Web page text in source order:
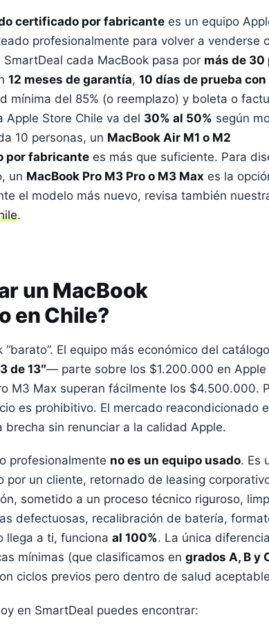
certificado por fabricante es un equipo
profesionalmente para volver a venderse
cada MacBook pasa por más de 30
12 meses de garantía, 10 días de prueba con
mínima del 85% (o reemplazo) y boleta o
Apple Store Chile va del 30% al 50% según
10 personas, un MacBook Air M1 o M2
por fabricante es más que suficiente. Para
un MacBook Pro M3 Pro o M3 Max es la
el modelo más nuevo, revisa también
.
un MacBook
en Chile?
El equipo más económico del
de 13″— parte sobre los $1.200.000 en Apple
M3 Max superan fácilmente los $4.500.000.
es prohibitivo. El mercado reacondicionado
brecha sin renunciar a la calidad Apple.
profesionalmente no es un equipo usado. Es
por un cliente, retornado de leasing
sometido a un proceso técnico riguroso,
defectuosas, recalibración de batería,
llega a ti, funciona al 100%. La única
mínimas (que clasificamos en grados A, B y
ciclos previos pero dentro de salud
en SmartDeal puedes encontrar: